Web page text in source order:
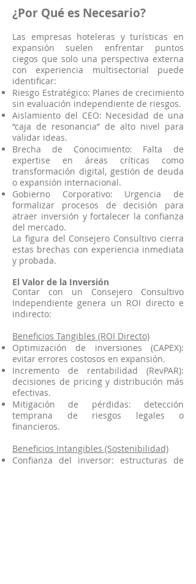
¿Por Qué es Necesario?
Las empresas hoteleras y turísticas en
expansión suelen enfrentar puntos
ciegos que solo una perspectiva externa
con experiencia multisectorial puede
identificar:
Riesgo Estratégico: Planes de crecimiento
sin evaluación independiente de riesgos.
Aislamiento del CEO: Necesidad de una
“caja de resonancia” de alto nivel para
validar ideas.
Brecha de Conocimiento: Falta de
expertise en áreas críticas como
transformación digital, gestión de deuda
o expansión internacional.
Gobierno Corporativo: Urgencia de
formalizar procesos de decisión para
atraer inversión y fortalecer la confianza
del mercado.
La figura del Consejero Consultivo cierra
estas brechas con experiencia inmediata
y probada.
El Valor de la Inversión
Contar con un Consejero Consultivo
Independiente genera un ROI directo e
indirecto:
Beneficios Tangibles (ROI Directo)
Optimización de inversiones (CAPEX):
evitar errores costosos en expansión.
Incremento de rentabilidad (RevPAR):
decisiones de pricing y distribución más
efectivas.
Mitigación de pérdidas: detección
temprana de riesgos legales o
financieros.
Beneficios Intangibles (Sostenibilidad)
Confianza del inversor: estructuras de